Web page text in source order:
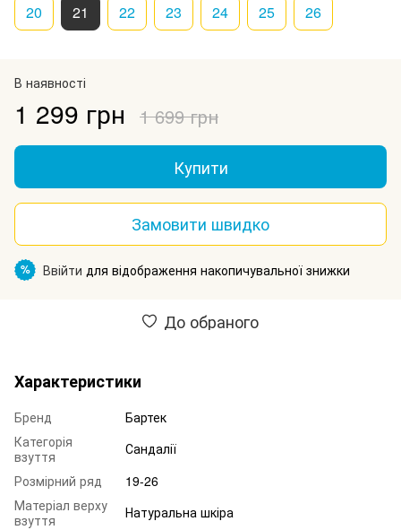
20 21 22 23 24 25 26
В наявності
1 299 грн 1 699 грн
Купити
Замовити швидко
% Ввійти для відображення накопичувальної знижки
До обраного
Характеристики
Бренд
Бартек
Категорія
взуття
Сандалії
Розмірний ряд
19-26
Матеріал верху
взуття
Натуральна шкіра